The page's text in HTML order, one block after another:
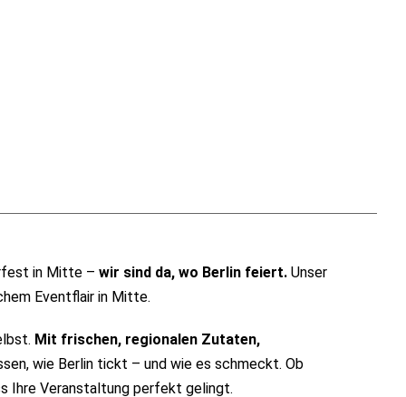
in Mitte – wir sind da, wo Berlin feiert. Unser
Eventflair in Mitte.
Mit frischen, regionalen Zutaten,
wie Berlin tickt – und wie es schmeckt. Ob
Ihre Veranstaltung perfekt gelingt.